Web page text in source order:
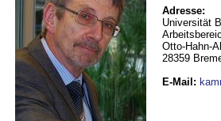
Adresse:
Universität
Otto-Hahn-
28359
E-Mail :